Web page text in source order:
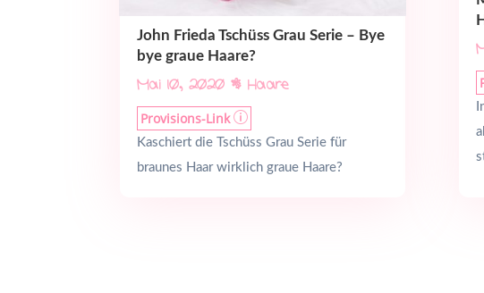
John Frieda Tschüss Grau Serie – Bye
bye graue Haare?
Mai 10, 2020 |Haare
Provisions-Linkp
Kaschiert die Tschüss Grau Serie für
braunes Haar wirklich graue Haare?